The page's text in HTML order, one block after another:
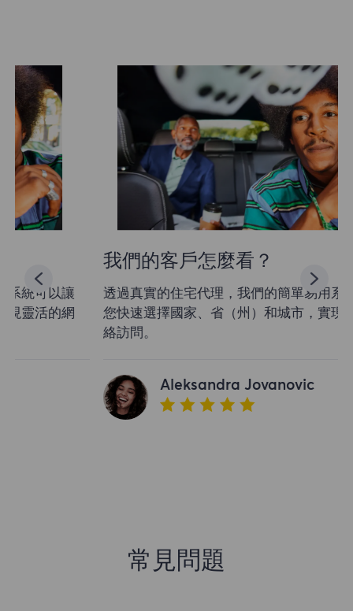
我們的客戶怎麼看？
透過真實的住宅代理，我們的簡單易用系統可以讓
您快速選擇國家、省（州）和城市，實現靈活的網
Aleksandra Jovanovic
常見問題